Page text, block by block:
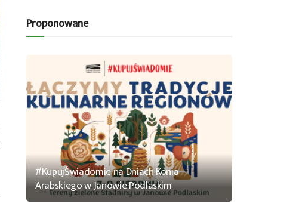
Proponowane
#KupujŚwiadomie na Dniach Konia
Arabskiego w Janowie Podlaskim